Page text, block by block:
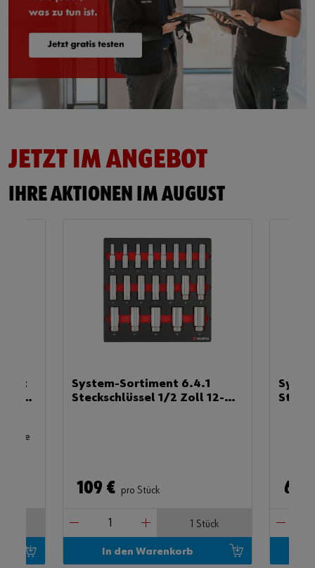
JETZT IM ANGEBOT
IHRE AKTIONEN IM AUGUST
System-Sortiment 6.4.1
Steckschlüssel 1/2 Zoll 12-
109 € pro Stück
1 Stück
In den Warenkorb
69 €